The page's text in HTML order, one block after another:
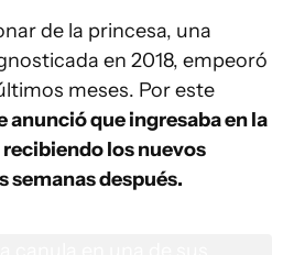
de la princesa, una
en 2018, empeoró
meses. Por este
anunció que ingresaba en la
los nuevos
semanas después.